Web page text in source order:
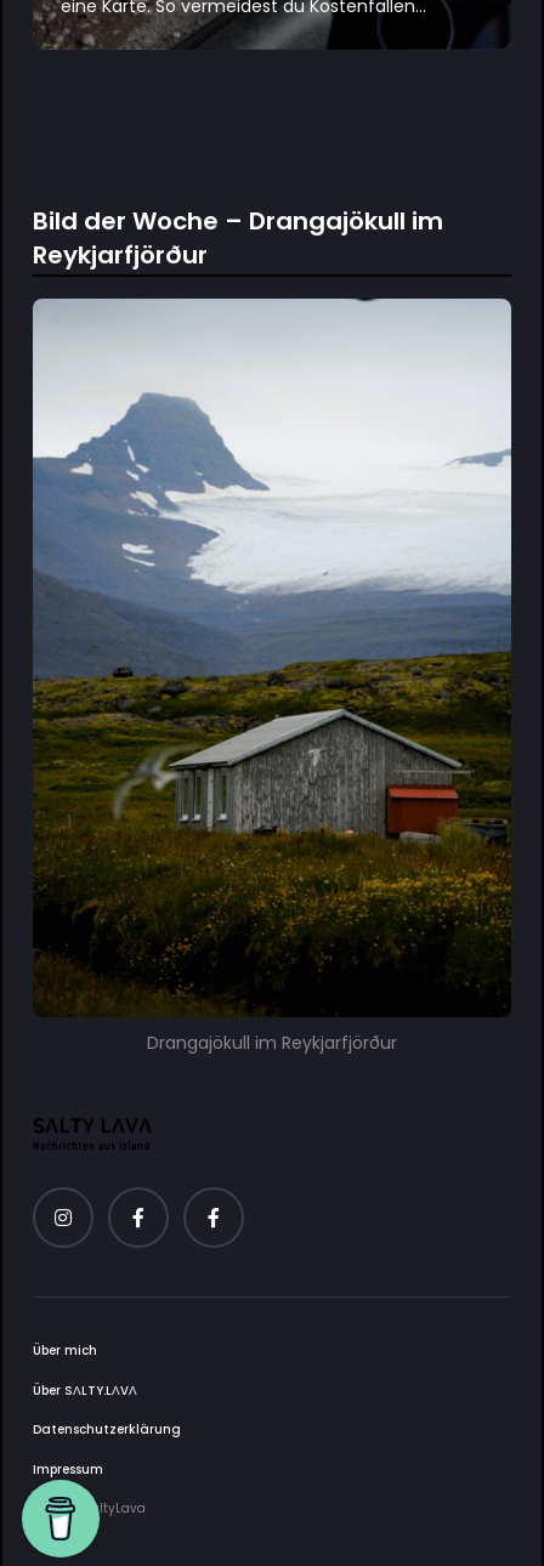
eine Karte. So vermeidest du Kostenfallen...
Bild der Woche – Drangajökull im
Reykjarfjörður
Drangajökull im Reykjarfjörður
Über mich
Über SΛLTY.LΛVΛ
Datenschutzerklärung
Impressum
2025 © SaltyLava